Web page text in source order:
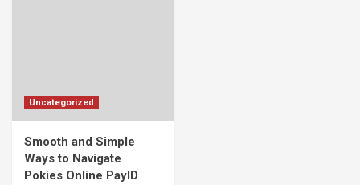
Uncategorized
Smooth and Simple
Ways to Navigate
Pokies Online PayID